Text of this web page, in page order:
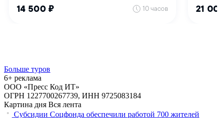
Больше туров
6+ реклама
ООО «Пресс Код ИТ»
ОГРН 1227700267739, ИНН 9725083184
Картина дня Вся лента
Субсидии Соцфонда обеспечили работой 700 жителей